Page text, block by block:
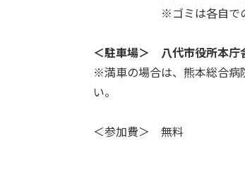
※ゴミは各自でのお持ち
＜駐車場＞ 八代市役所本庁
※満車の場合は、熊本総合病
い。
＜参加費＞ 無料